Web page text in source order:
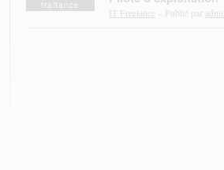
traitance
IT Freelance – Publié par